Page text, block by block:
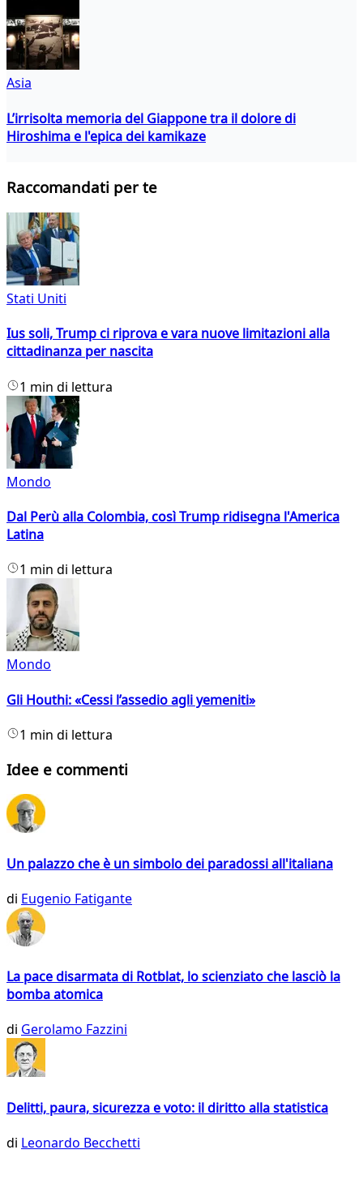
Asia
L’irrisolta memoria del Giappone tra il dolore di
Hiroshima e l'epica dei kamikaze
Raccomandati per te
Stati Uniti
Ius soli, Trump ci riprova e vara nuove limitazioni alla
cittadinanza per nascita
1 min di lettura
Mondo
Dal Perù alla Colombia, così Trump ridisegna l'America
Latina
1 min di lettura
Mondo
Gli Houthi: «Cessi l’assedio agli yemeniti»
1 min di lettura
Idee e commenti
Un palazzo che è un simbolo dei paradossi all'italiana
di Eugenio Fatigante
La pace disarmata di Rotblat, lo scienziato che lasciò la
bomba atomica
di Gerolamo Fazzini
Delitti, paura, sicurezza e voto: il diritto alla statistica
di Leonardo Becchetti